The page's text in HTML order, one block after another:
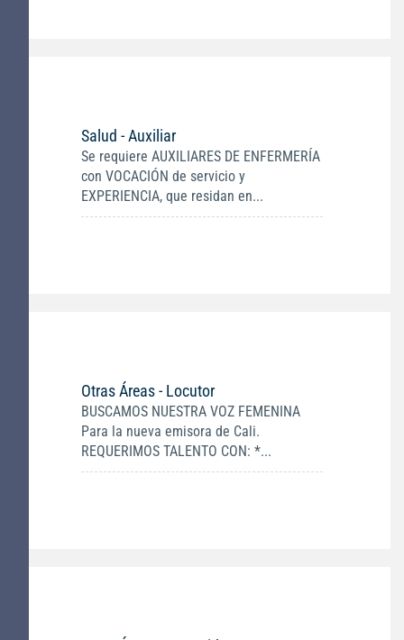
Salud - Auxiliar
Se requiere AUXILIARES DE ENFERMERÍA
con VOCACIÓN de servicio y
EXPERIENCIA, que residan en...
Otras Áreas - Locutor
BUSCAMOS NUESTRA VOZ FEMENINA
Para la nueva emisora de Cali.
REQUERIMOS TALENTO CON: *...